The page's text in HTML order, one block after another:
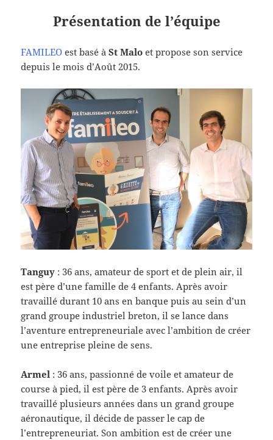
Présentation de l’équipe
FAMILEO est basé àSt Malo et propose son service
depuis le mois d’Août 2015.
Tanguy : 36 ans, amateur de sport et de plein air, il
est père d’une famille de 4 enfants. Après avoir
travaillé durant 10 ans en banque puis au sein d’un
grand groupe industriel breton, il se lance dans
l’aventure entrepreneuriale avec l’ambition de créer
une entreprise pleine de sens.
Armel : 36 ans, passionné de voile et amateur de
course à pied, il est père de 3 enfants. Après avoir
travaillé plusieurs années dans un grand groupe
aéronautique, il décide de passer le cap de
l’entrepreneuriat. Son ambition est de créer une